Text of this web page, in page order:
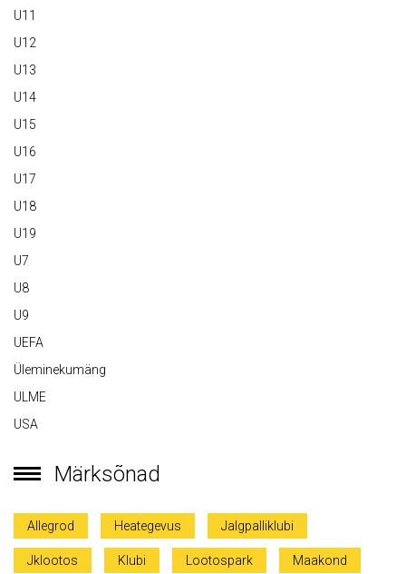
U11
U12
U13
U14
U15
U16
U17
U18
U19
U7
U8
U9
UEFA
Üleminekumäng
ULME
USA
Märksõnad
Allegrod Heategevus Jalgpalliklubi
Jklootos Klubi Lootospark Maakond